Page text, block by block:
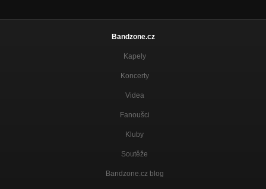
Bandzone.cz
Kapely
Koncerty
Videa
Fanoušci
Kluby
Soutěže
Bandzone.cz blog